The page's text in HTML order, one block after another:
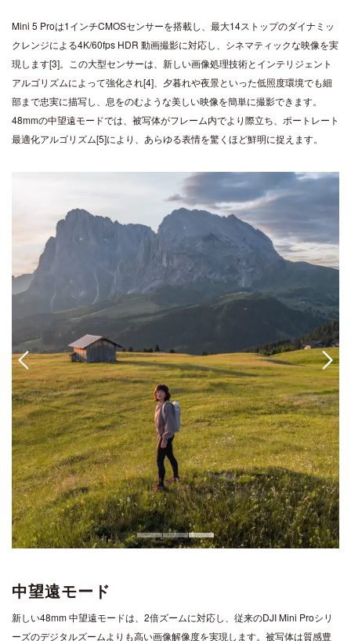
Mini 5 Proは1インチCMOSセンサーを搭載し、最大14ストップのダイナミッ
クレンジによる4K/60fps HDR 動画撮影に対応し、シネマティックな映像を実
現します[3]。この大型センサーは、新しい画像処理技術とインテリジェント
アルゴリズムによって強化され[4]、夕暮れや夜景といった低照度環境でも細
部まで忠実に描写し、息をのむような美しい映像を簡単に撮影できます。
48mmの中望遠モードでは、被写体がフレーム内でより際立ち、ポートレート
最適化アルゴリズム[5]により、あらゆる表情を驚くほど鮮明に捉えます。
中望遠モード
新しい48mm 中望遠モードは、2倍ズームに対応し、従来のDJI Mini Proシリ
ーズのデジタルズームよりも高い画像解像度を実現します。被写体は質感豊